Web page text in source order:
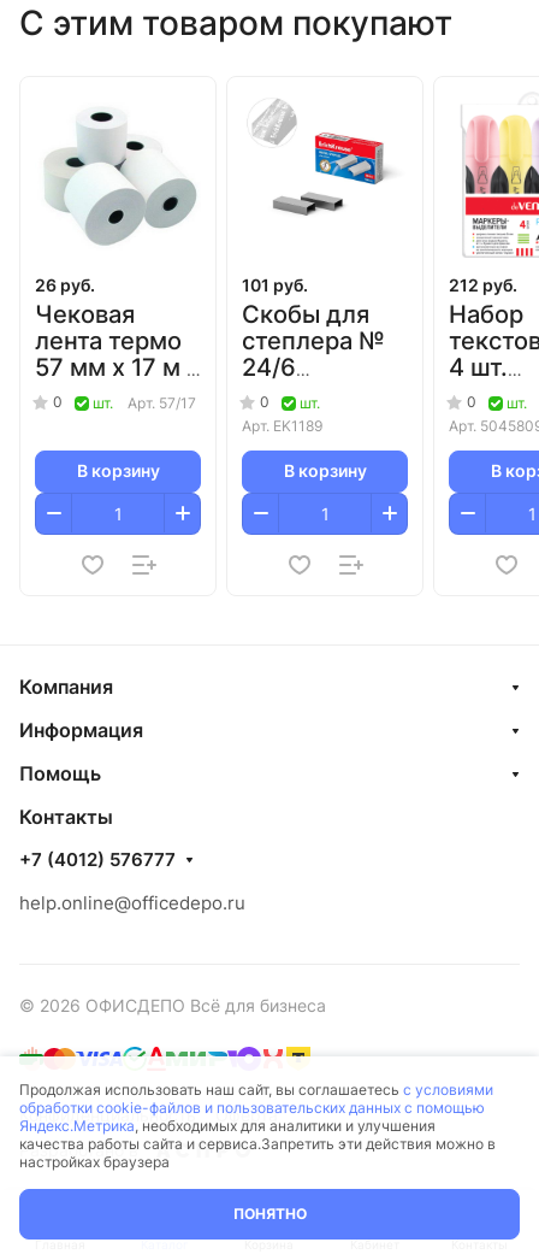
C этим товаром покупают
26 руб.
Чековая
лента термо
57 мм х 17 м х
12 мм
(микро)
(диаметр 35
мм)/12/240
0 шт. Арт. 57/17
В корзину
101 руб.
Скобы для
степлера №
24/6
ErichKrause/20
0
шт.
Арт. EK1189
В корзину
212 руб.
Набор
4 шт.
0
шт.
Арт.
В
Компания
Информация
Помощь
Контакты
+7 (4012) 576777
help.online@officedepo.ru
© 2026 ОФИСДЕПО Всё для бизнеса
Конфиденциальность
Оферта
Разработано в
Главная Каталог Корзина Кабинет Контакты
Продолжая использовать наш сайт, вы соглашаетесь с условиями
обработки cookie-файлов и пользовательских данных с помощью
Яндекс.Метрика, необходимых для аналитики и улучшения
качества работы сайта и сервиса.Запретить эти действия можно в
настройках браузера
ПОНЯТНО